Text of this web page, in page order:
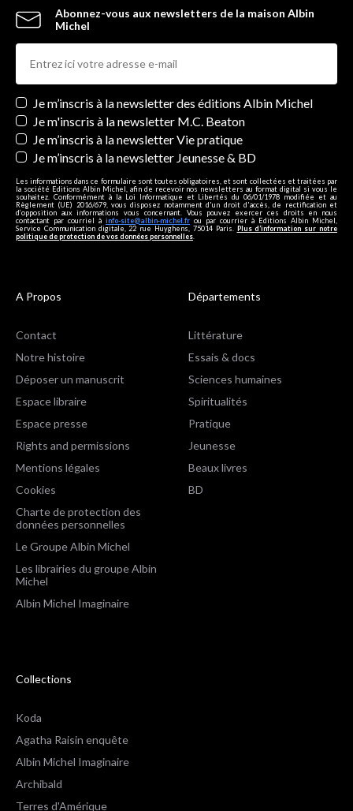
Abonnez-vous aux newsletters de la maison Albin
Michel
Newsletters
Je m’inscris à la newsletter des éditions Albin Michel
Je m'inscris à la newsletter M.C. Beaton
Je m’inscris à la newsletter Vie pratique
Je m’inscris à la newsletter Jeunesse & BD
Les informations dans ce formulaire sont toutes obligatoires, et sont collectées et traitées par
la société Editions Albin Michel, afin de recevoir nos newsletters au format digital si vous le
souhaitez. Conformément à la Loi Informatique et Libertés du 06/01/1978 modifiée et au
Règlement (UE) 2016/679, vous disposez notamment d'un droit d'accès, de rectification et
d’opposition aux informations vous concernant. Vous pouvez exercer ces droits en nous
contactant par courriel à info-site@albin-michel.fr ou par courrier à Editions Albin Michel,
Service Communication digitale, 22 rue Huyghens, 75014 Paris. Plus d’information sur notre
politique de protection de vos données personnelles
A Propos
Contact
Notre histoire
Déposer un manuscrit
Espace libraire
Espace presse
Rights and permissions
Mentions légales
Cookies
Charte de protection des
données personnelles
Le Groupe Albin Michel
Les librairies du groupe Albin
Michel
Albin Michel Imaginaire
Départements
Littérature
Essais & docs
Sciences humaines
Spiritualités
Pratique
Jeunesse
Beaux livres
BD
Collections
Koda
Agatha Raisin enquête
Albin Michel Imaginaire
Archibald
Terres d'Amérique